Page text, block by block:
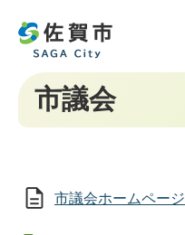
市議会
市議会ホームページ